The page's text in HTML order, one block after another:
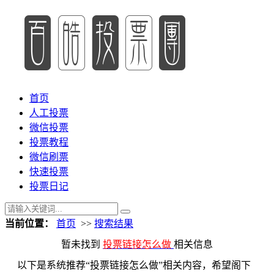
首页
人工投票
微信投票
投票教程
微信刷票
快速投票
投票日记
当前位置： 首页 >> 搜索结果
暂未找到 投票链接怎么做 相关信息
以下是系统推荐“投票链接怎么做”相关内容，希望阁下